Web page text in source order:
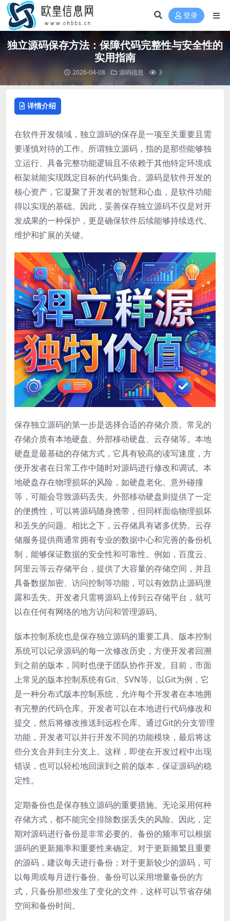
登录
独立源码保存方法：保障代码完整性与安全性的
实用指南
2026-04-08 源码信息 3
详情介绍
在软件开发领域，独立源码的保存是一项至关重要且需
要谨慎对待的工作。所谓独立源码，指的是那些能够独
立运行、具备完整功能逻辑且不依赖于其他特定环境或
框架就能实现既定目标的代码集合。源码是软件开发的
核心资产，它凝聚了开发者的智慧和心血，是软件功能
得以实现的基础。因此，妥善保存独立源码不仅是对开
发成果的一种保护，更是确保软件后续能够持续迭代、
维护和扩展的关键。
保存独立源码的第一步是选择合适的存储介质。常见的
存储介质有本地硬盘、外部移动硬盘、云存储等。本地
硬盘是最基础的存储方式，它具有较高的读写速度，方
便开发者在日常工作中随时对源码进行修改和调试。本
地硬盘存在物理损坏的风险，如硬盘老化、意外碰撞
等，可能会导致源码丢失。外部移动硬盘则提供了一定
的便携性，可以将源码随身携带，但同样面临物理损坏
和丢失的问题。相比之下，云存储具有诸多优势。云存
储服务提供商通常拥有专业的数据中心和完善的备份机
制，能够保证数据的安全性和可靠性。例如，百度云、
阿里云等云存储平台，提供了大容量的存储空间，并且
具备数据加密、访问控制等功能，可以有效防止源码泄
露和丢失。开发者只需将源码上传到云存储平台，就可
以在任何有网络的地方访问和管理源码。
版本控制系统也是保存独立源码的重要工具。版本控制
系统可以记录源码的每一次修改历史，方便开发者回溯
到之前的版本，同时也便于团队协作开发。目前，市面
上常见的版本控制系统有Git、SVN等。以Git为例，它
是一种分布式版本控制系统，允许每个开发者在本地拥
有完整的代码仓库。开发者可以在本地进行代码修改和
提交，然后将修改推送到远程仓库。通过Git的分支管理
功能，开发者可以并行开发不同的功能模块，最后将这
些分支合并到主分支上。这样，即使在开发过程中出现
错误，也可以轻松地回滚到之前的版本，保证源码的稳
定性。
定期备份也是保存独立源码的重要措施。无论采用何种
存储方式，都不能完全排除数据丢失的风险。因此，定
期对源码进行备份是非常必要的。备份的频率可以根据
源码的更新频率和重要性来确定。对于更新频繁且重要
的源码，建议每天进行备份；对于更新较少的源码，可
以每周或每月进行备份。备份可以采用增量备份的方
式，只备份那些发生了变化的文件，这样可以节省存储
空间和备份时间。